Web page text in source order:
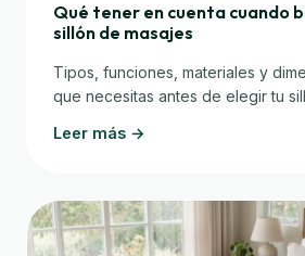
Qué tener en cuenta cuando
sillón de masajes
Tipos, funciones, materiales y
que necesitas antes de elegir tu
Leer más →